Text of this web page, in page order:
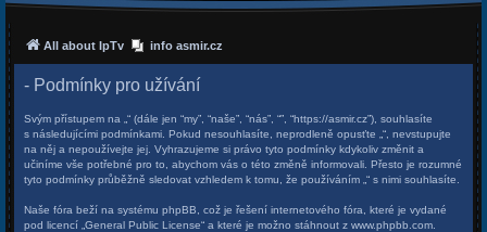
All about IpTv info asmir.cz
- Podmínky pro užívání
Svým přístupem na „“ (dále jen “my”, “naše”, “nás”, “”, “https://asmir.cz”), souhlasíte
s následujícími podmínkami. Pokud nesouhlasíte, neprodleně opusťte „“, nevstupujte
na něj a nepoužívejte jej. Vyhrazujeme si právo tyto podmínky kdykoliv změnit a
učiníme vše potřebné pro to, abychom vás o této změně informovali. Přesto je rozumné
tyto podmínky průběžně sledovat vzhledem k tomu, že používáním „“ s nimi souhlasíte.
Naše fóra beží na systému phpBB, což je řešení internetového fóra, které je vydané
pod licencí „ General Public License“ a které je možno stáhnout z www.phpbb.com